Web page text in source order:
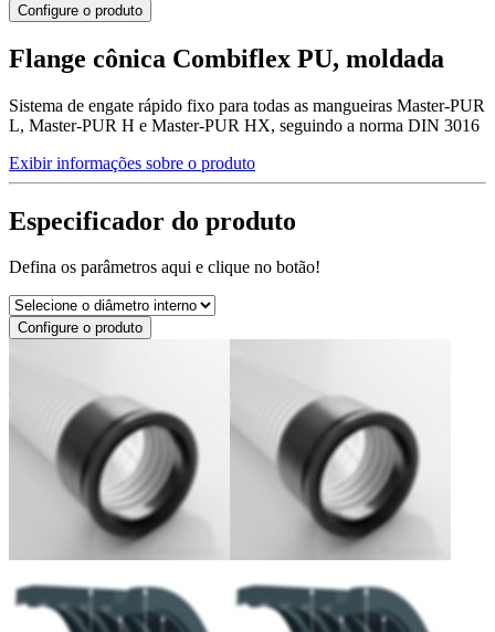
Configure o produto
Flange cônica Combiflex PU, moldada
Sistema de engate rápido fixo para todas as mangueiras Master-PUR
L, Master-PUR H e Master-PUR HX, seguindo a norma DIN 3016
Exibir informações sobre o produto
Especificador do produto
Defina os parâmetros aqui e clique no botão!
Configure o produto